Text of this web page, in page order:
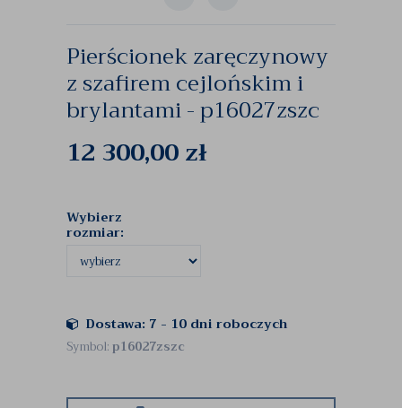
Pierścionek zaręczynowy
z szafirem cejlońskim i
brylantami - p16027zszc
12 300,00zł
Wybierz
rozmiar:
Dostawa: 7 - 10 dni roboczych
Symbol:p16027zszc